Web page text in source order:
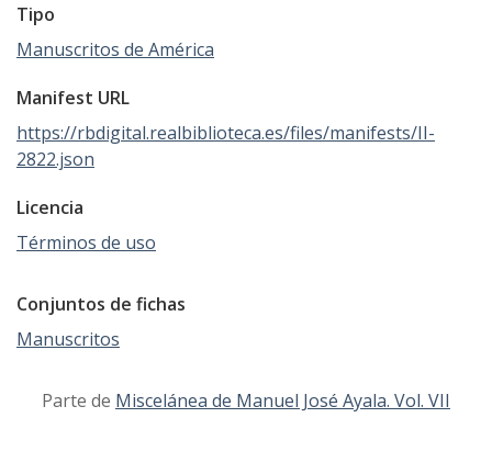
Tipo
Manuscritos de América
Manifest URL
https://rbdigital.realbiblioteca.es/files/manifests/II-
2822.json
Licencia
Términos de uso
Conjuntos de fichas
Manuscritos
Parte de Miscelánea de Manuel José Ayala. Vol. VII